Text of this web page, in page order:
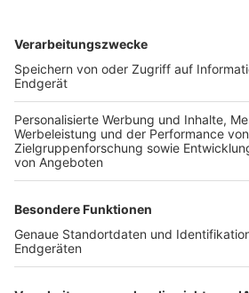
TOP-VEREINE
TOP-PARTNER